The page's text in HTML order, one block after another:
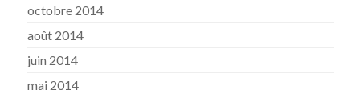
octobre 2014
août 2014
juin 2014
mai 2014